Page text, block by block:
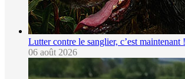
Lutter contre le sanglier, c’est maintenant !
06 août 2026